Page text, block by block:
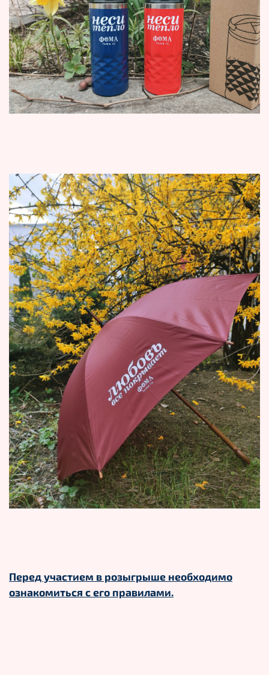
Перед участием в розыгрыше необходимо
ознакомиться с его правилами.